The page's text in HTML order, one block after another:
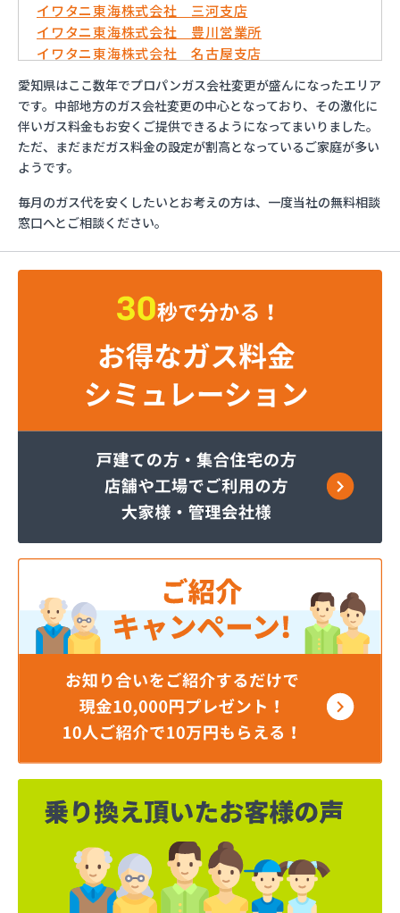
イワタニ東海株式会社 三河支店
イワタニ東海株式会社 豊川営業所
イワタニ東海株式会社 名古屋支店
イワタニ東海株式会社 名古屋南営業所
およべプロパン
ガスショップイチカワ
ガステックサービス株式会社 安城営業所
ガステックサービス株式会社 西三河支店
ガステックサービス株式会社 蒲郡営業所
ガステックサービス株式会社 吉良営業所
ガステックサービス株式会社 新城営業所
ガステックサービス株式会社 西尾営業所
ガステックサービス株式会社 尾張支店 春日井営
ガステックサービス株式会社 豊川営業所
カネテン商店
サーラプラザ蒲郡
サンダイ燃料店
ジェイエイ・トービス株式会社 名古屋営業所
ダイイチガスコム株式会社 尾張営業所
チリウヒーターサービス
ツバメガス株式会社新城営業所
ニイミガス株式会社
ニイミ産業株式会社 本部・ホームガス
ニイミ産業株式会社 ホームガス 名古屋西営業所
ニイミ産業株式会社 尾張旭営業所
ハタスビルダー株式会社 リボンガス
ひまわり農協 燃料課・プロパンガス
フジオートステーション
フジヨシ商店
フルタ鹿乗店
ます角商店
マルタケ株式会社
マルト尾関商店
愛知県はここ数年でプロパンガス会社変更が盛んになったエリア
です。中部地方のガス会社変更の中心となっており、その激化に
伴いガス料金もお安くご提供できるようになってまいりました。
ただ、まだまだガス料金の設定が割高となっているご家庭が多い
ようです。
毎月のガス代を安くしたいとお考えの方は、一度当社の無料相談
窓口へとご相談ください。